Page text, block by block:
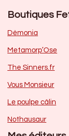
Boutiques
Dèmonia
Metamorp’Ose
The Sinners.fr
Vous Monsieur
Le poulpe câlin
Nothausaur